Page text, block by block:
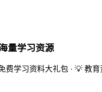
量学习资源
费学习资料大礼包 · 💡 教